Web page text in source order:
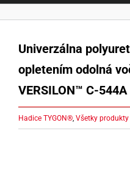
Univerzálna
opletením odolná
VERSILON™ C-
Hadice TYGON®, Všetky produkty